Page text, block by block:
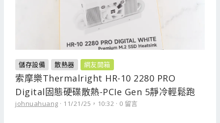
儲存設備 散熱器 網友開箱
索摩樂Thermalright HR-10 2280 PRO
Digital固態硬碟散熱-PCIe Gen 5靜冷輕鬆跑
johnuahuang 11/21/25，10:32 0 留言